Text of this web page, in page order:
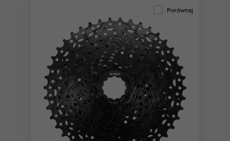
Porównaj